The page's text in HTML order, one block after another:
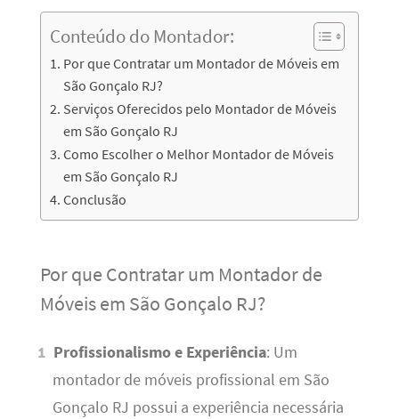
Conteúdo do Montador:
Por que Contratar um Montador de Móveis em
São Gonçalo RJ?
Serviços Oferecidos pelo Montador de Móveis
em São Gonçalo RJ
Como Escolher o Melhor Montador de Móveis
em São Gonçalo RJ
Conclusão
Por que Contratar um Montador de
Móveis em São Gonçalo RJ?
Profissionalismo e Experiência: Um
montador de móveis profissional em São
Gonçalo RJ possui a experiência necessária